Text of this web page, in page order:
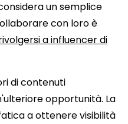
un semplice
con loro è
a influencer di
di contenuti
opportunità. La
a ottenere visibilità